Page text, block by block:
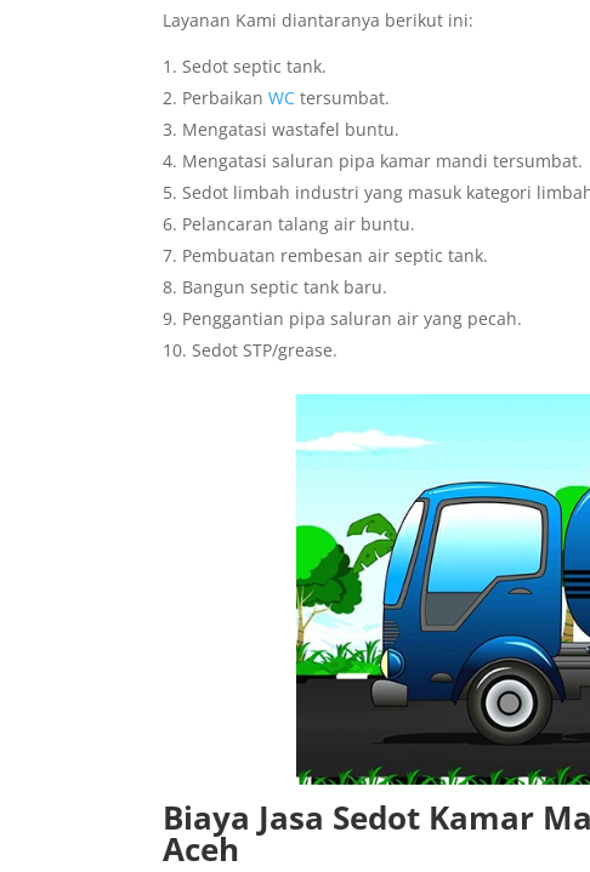
Layanan Kami diantaranya berikut ini:
Sedot septic tank.
PerbaikanWC tersumbat.
Mengatasi wastafel buntu.
Mengatasi saluran pipa kamar mandi tersumbat.
Sedot limbah industri yang masuk kategori
Pelancaran talang air buntu.
Pembuatan rembesan air septic tank.
Bangun septic tank baru.
Penggantian pipa saluran air yang pecah.
Sedot STP/grease.
Biaya Jasa Sedot Kamar
Aceh